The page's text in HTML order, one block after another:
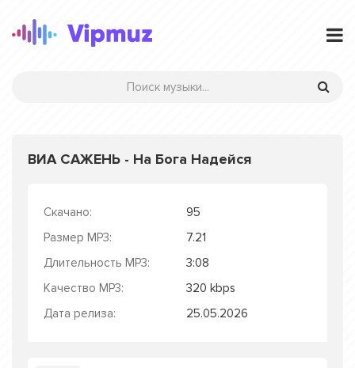
ВИА САЖЕНЬ - На Бога Надейся
Скачано:
95
Размер MP3:
7.21
Длительность MP3:
3:08
Качество MP3:
320 kbps
Дата релиза:
25.05.2026